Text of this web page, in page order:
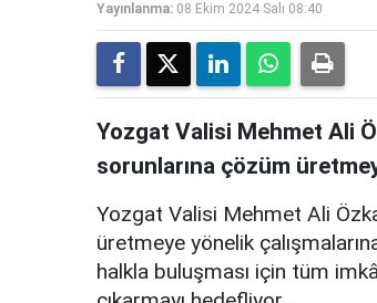
Yayınlanma: 08 Ekim 2024 Salı 08:40
Yozgat Valisi Mehmet Ali
sorunlarına çözüm
Yozgat Valisi Mehmet Ali
üretmeye yönelik
halkla buluşması için tüm